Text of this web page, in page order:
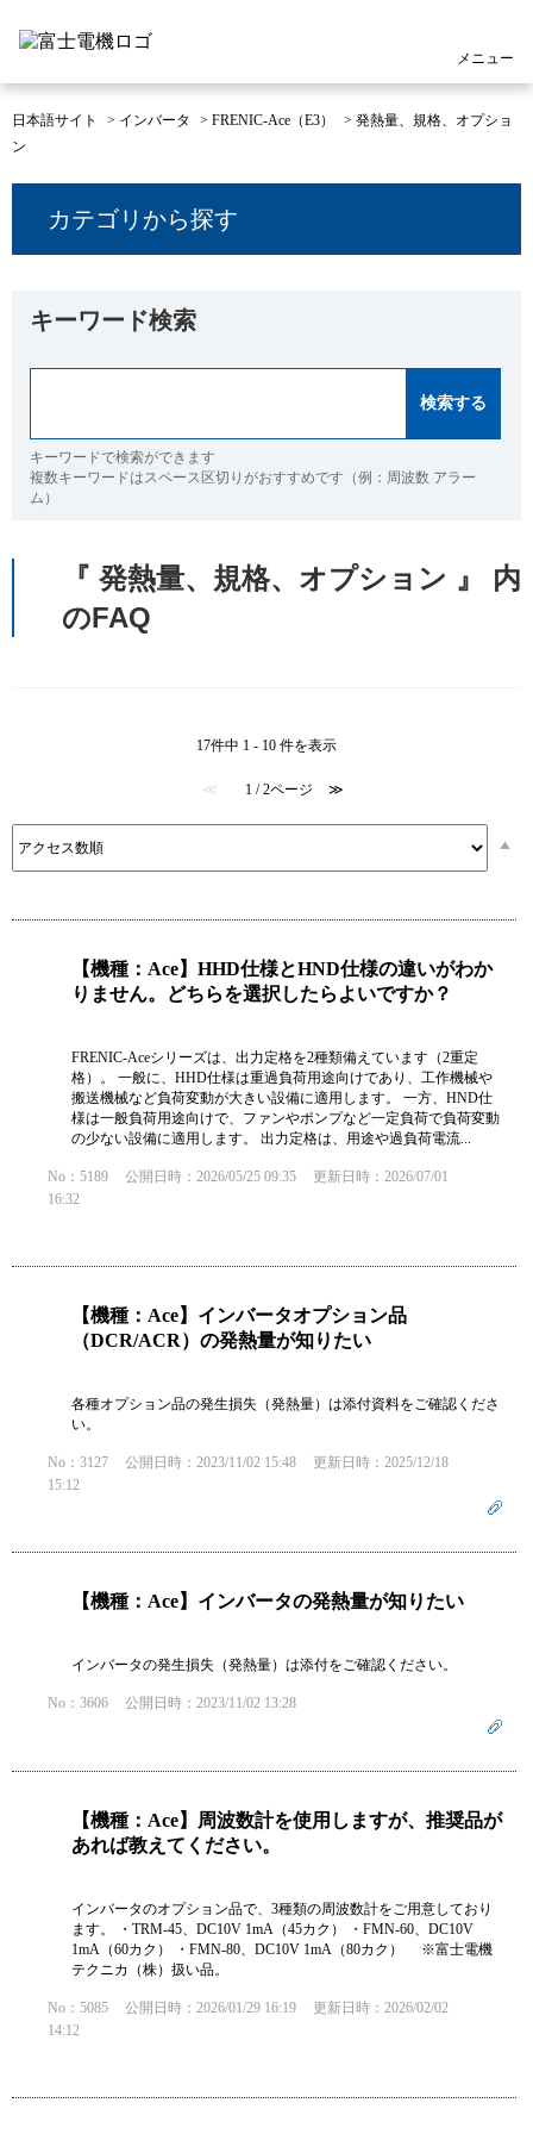
メニュー
日本語サイト > インバータ > FRENIC-Ace（E3） > 発熱量、規格、オプショ
ン
カテゴリから探す
キーワード検索
キーワードで検索ができます
複数キーワードはスペース区切りがおすすめです（例：周波数 アラー
ム）
『 発熱量、規格、オプション 』 内
のFAQ
17件中 1 - 10 件を表示
≪ 1 / 2ページ ≫
【機種：Ace】HHD仕様とHND仕様の違いがわか
りません。どちらを選択したらよいですか？
FRENIC-Aceシリーズは、出力定格を2種類備えています（2重定
格）。 一般に、HHD仕様は重過負荷用途向けであり、工作機械や
搬送機械など負荷変動が大きい設備に適用します。 一方、HND仕
様は一般負荷用途向けで、ファンやポンプなど一定負荷で負荷変動
の少ない設備に適用します。 出力定格は、用途や過負荷電流...
No：5189 公開日時：2026/05/25 09:35
更新日時：2026/07/01
16:32
【機種：Ace】インバータオプション品
（DCR/ACR）の発熱量が知りたい
各種オプション品の発生損失（発熱量）は添付資料をご確認くださ
い。
No：3127 公開日時：2023/11/02 15:48
更新日時：2025/12/18
15:12
【機種：Ace】インバータの発熱量が知りたい
インバータの発生損失（発熱量）は添付をご確認ください。
No：3606 公開日時：2023/11/02 13:28
【機種：Ace】周波数計を使用しますが、推奨品が
あれば教えてください。
インバータのオプション品で、3種類の周波数計をご用意しており
ます。 ・TRM-45、DC10V 1mA（45カク） ・FMN-60、DC10V
1mA（60カク） ・FMN-80、DC10V 1mA（80カク） ※富士電機
テクニカ（株）扱い品。
No：5085 公開日時：2026/01/29 16:19
更新日時：2026/02/02
14:12